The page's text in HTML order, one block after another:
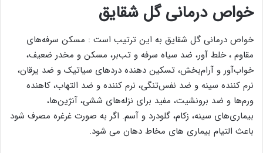
خواص درمانی گل شقایق
خواص درمانی گل شقایق به این ترتیب است : مسکن سرفه‌های
مقاوم ، خلط‌ آور، ضد سیاه سرفه و تب‌بر، مسکن و مخدر ضعیف،
خواب‌آور و آرام‌بخش، تسکین دهنده دردهای سیاتیک و ضد یرقان،
نرم کننده سینه و ضد نفس‌تنگی، نرم کننده و ضد التهاب، کاهنده
ورم‌ها و ضد برونشیت، مفید برای نزله‌های ششی، آنژین‌ها،
بیماری‌های سینه، زکام، گلودرد و آسم. اگر به صورت غرغره مصرف شود
باعث التیام بیماری های مخاط دهان می شود.